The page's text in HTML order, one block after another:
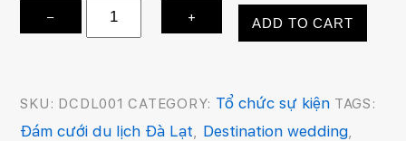
−
Đám
cưới
+ ADD TO CART
SKU: DCDL001 CATEGORY: Tổ chức sự kiện TAGS:
Đám cưới du lịch Đà Lạt Destination wedding,